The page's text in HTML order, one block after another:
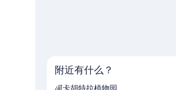
附近有什么？